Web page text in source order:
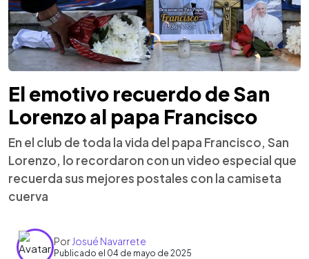
El emotivo recuerdo de San
Lorenzo al papa Francisco
En el club de toda la vida del papa Francisco, San
Lorenzo, lo recordaron con un video especial que
recuerda sus mejores postales con la camiseta
cuerva
Por Josué Navarrete
Publicado el 04 de mayo de 2025